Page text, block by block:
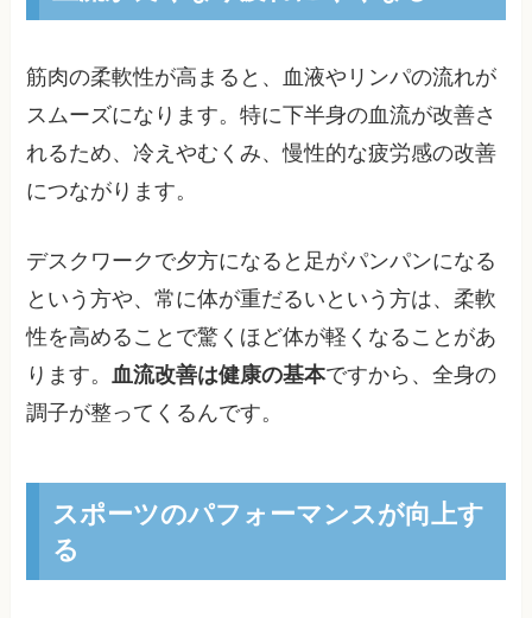
筋肉の柔軟性が高まると、血液やリンパの流れが
スムーズになります。特に下半身の血流が改善さ
れるため、冷えやむくみ、慢性的な疲労感の改善
につながります。
デスクワークで夕方になると足がパンパンになる
という方や、常に体が重だるいという方は、柔軟
性を高めることで驚くほど体が軽くなることがあ
ります。血流改善は健康の基本ですから、全身の
調子が整ってくるんです。
スポーツのパフォーマンスが向上す
る